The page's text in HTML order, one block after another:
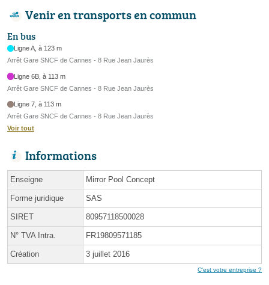
Venir en transports en commun
En bus
Ligne A, à 123 m
Arrêt Gare SNCF de Cannes - 8 Rue Jean Jaurès
Ligne 6B, à 113 m
Arrêt Gare SNCF de Cannes - 8 Rue Jean Jaurès
Ligne 7, à 113 m
Arrêt Gare SNCF de Cannes - 8 Rue Jean Jaurès
Voir tout
Informations
Enseigne Mirror Pool Concept
Forme juridique SAS
SIRET 80957118500028
N° TVA Intra. FR19809571185
Création 3 juillet 2016
C'est votre entreprise ?